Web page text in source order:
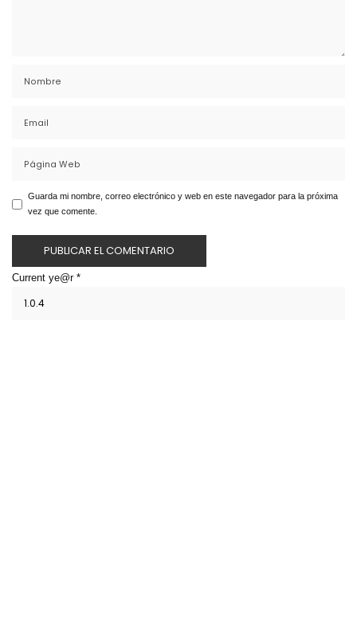
Guarda mi nombre, correo electrónico y web en este navegador para la próxima
vez que comente.
Current ye@r *